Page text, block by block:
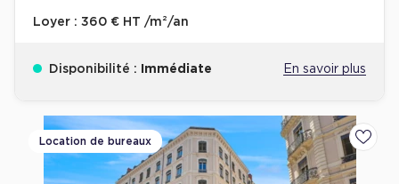
Loyer : 360 € HT /m²/an
Disponibilité : Immédiate En savoir plus
Location de bureaux